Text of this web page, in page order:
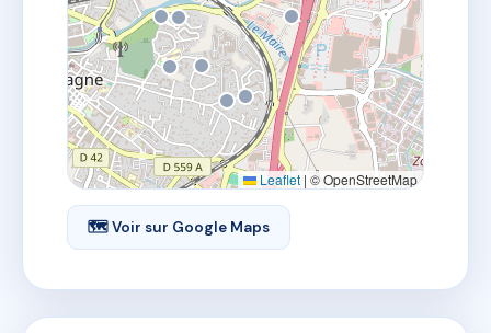
Leaflet | © OpenStreetMap
🗺 Voir sur Google Maps